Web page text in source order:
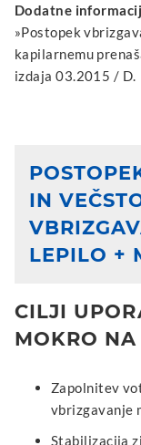
Dodatne
»Postopek
kapilarnemu
izdaja 03.2015 / D.
IN
LEPILO +
CILJI
MOKRO
Zapolnitev
vbrizgavanje
Stabilizacija